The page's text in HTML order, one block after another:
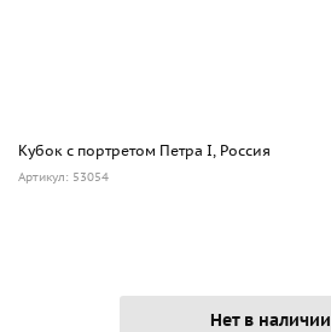
Кубок с портретом Петра I, Россия
Артикул: 53054
Нет в наличии